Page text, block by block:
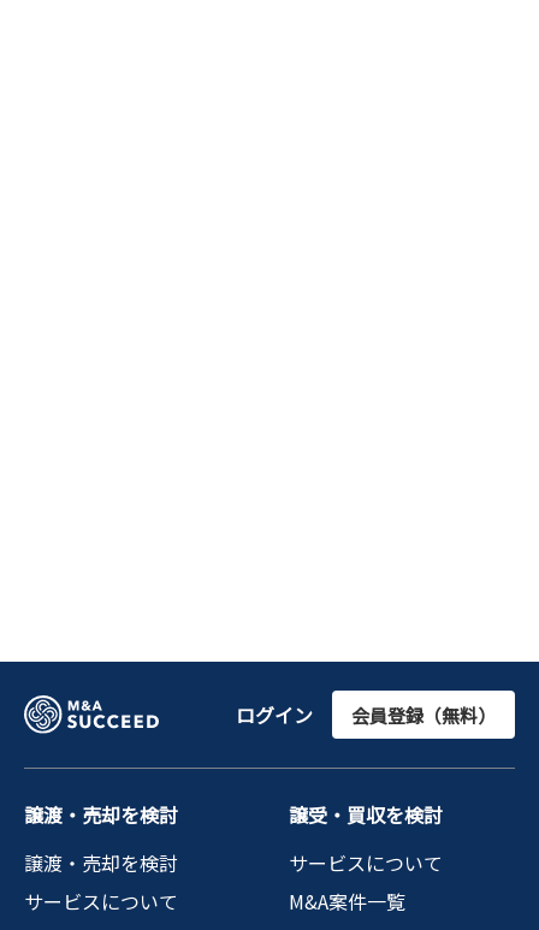
ログイン 会員登録（無料）
譲渡・売却を検討
譲渡・売却を検討
サービスについて
譲受・買収を検討
サービスについて
M&A案件一覧